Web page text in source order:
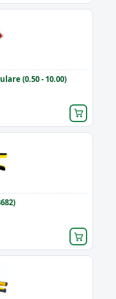
(0.50 - 10.00)